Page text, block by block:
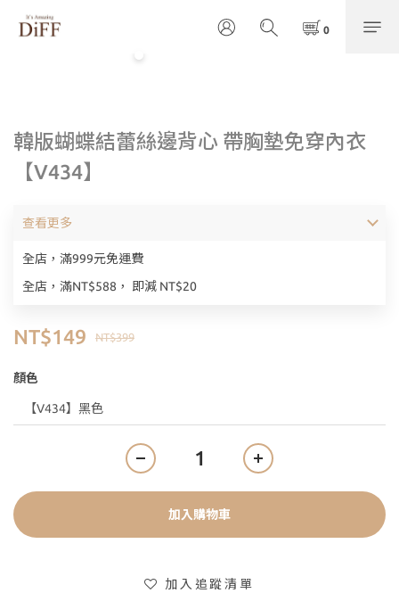
韓版蝴蝶結蕾絲邊背心 帶胸墊免穿內衣
【V434】
全店，滿999元免運費
全店，滿NT$588， 即減 NT$20
查看更多
NT$399
NT$149
顏色
加入購物車
加入追蹤清單